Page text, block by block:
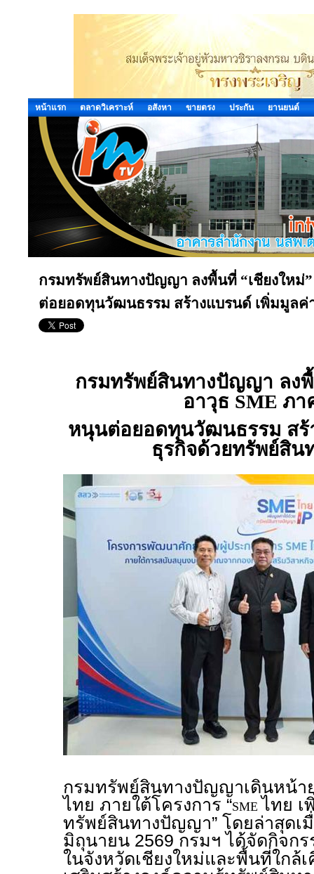
หน้าแรก ตลาดวิเคราะห์ อสังหา ขายตรง ประกัน ยานยนต์
กรมทรัพย์สินทางปัญญา ลงพื้นที่ “เชียงใหม่
ต่อยอดทุนวัฒนธรรม สร้างแบรนด์ เพิ่มมูล
กรมทรัพย์สินทางปัญญา ลงพื้
อาวุธ SME ภา
หนุนต่อยอดทุนวัฒนธรรม สร้
ธุรกิจด้วยทรัพย์สิ
กรมทรัพย์สินทางปัญญาเดินหน้า
ไทย ภายใต้โครงการ “SME ไทย เ
ทรัพย์สินทางปัญญา” โดยล่าสุดเ
มิถุนายน 2569 กรมฯ ได้จัดกิจ
ในจังหวัดเชียงใหม่และพื้นที่ใกล้